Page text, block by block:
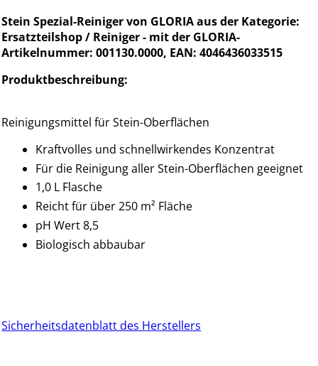
Stein Spezial-Reiniger von GLORIA aus der Kategorie:
Ersatzteilshop / Reiniger - mit der GLORIA-
Artikelnummer: 001130.0000, EAN: 4046436033515
Produktbeschreibung:
Reinigungsmittel für Stein-Oberflächen
Kraftvolles und schnellwirkendes Konzentrat
Für die Reinigung aller Stein-Oberflächen geeignet
1,0 L Flasche
Reicht für über 250 m² Fläche
pH Wert 8,5
Biologisch abbaubar
Sicherheitsdatenblatt des Herstellers